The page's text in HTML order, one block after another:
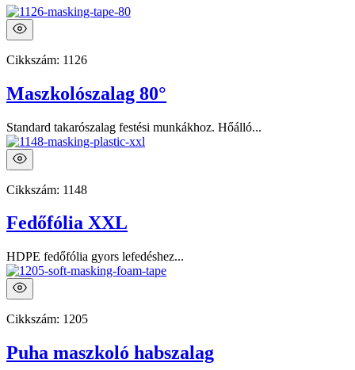
Cikkszám: 1126
Maszkolószalag 80°
Standard takarószalag festési munkákhoz. Hőálló...
Cikkszám: 1148
Fedőfólia XXL
HDPE fedőfólia gyors lefedéshez...
Cikkszám: 1205
Puha maszkoló habszalag